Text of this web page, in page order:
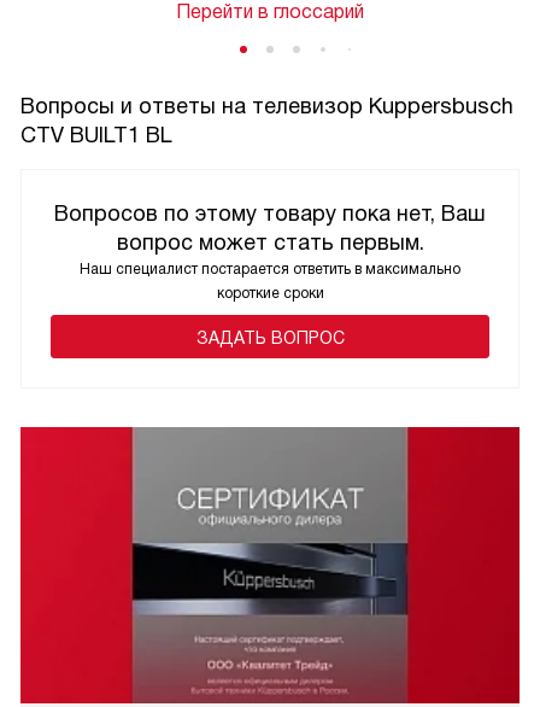
Перейти в глоссарий
Вопросы и ответы на телевизор Kuppersbusch
CTV BUILT1 BL
Вопросов по этому товару пока нет, Ваш
вопрос может стать первым.
Наш специалист постарается ответить в максимально
короткие сроки
ЗАДАТЬ ВОПРОС